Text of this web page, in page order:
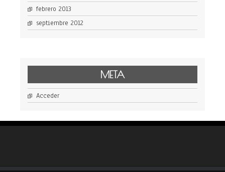
febrero 2013
septiembre 2012
META
Acceder